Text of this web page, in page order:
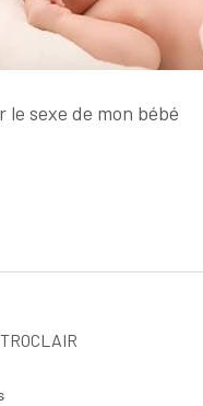
le sexe de mon bébé